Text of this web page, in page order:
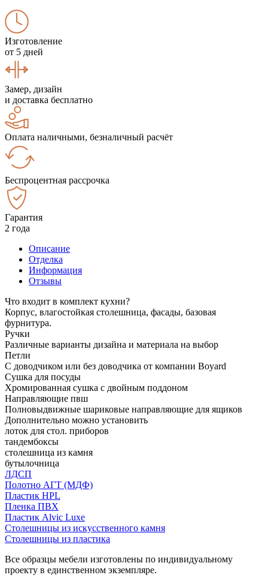
Изготовление
от 5 дней
Замер, дизайн
и доставка бесплатно
Оплата наличными, безналичный расчёт
Беспроцентная рассрочка
Гарантия
2 года
Описание
Отделка
Информация
Отзывы
Что входит в комплект кухни?
Корпус, влагостойкая столешница, фасады, базовая
фурнитура.
Ручки
Различные варианты дизайна и материала на выбор
Петли
С доводчиком или без доводчика от компании Boyard
Сушка для посуды
Хромированная сушка с двойным поддоном
Направляющие пвш
Полновыдвижные шариковые направляющие для ящиков
Дополнительно можно установить
лоток для стол. приборов
тандембоксы
столешница из камня
бутылочница
ЛДСП
Полотно АГТ (МДФ)
Пластик HPL
Пленка ПВХ
Пластик Alvic Luxe
Столешницы из искусственного камня
Столешницы из пластика
Все образцы мебели изготовлены по индивидуальному
проекту в единственном экземпляре.